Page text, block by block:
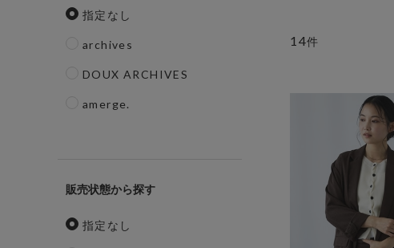
指定なし
archives
DOUX ARCHIVES
amerge.
販売状態
指定なし
14件